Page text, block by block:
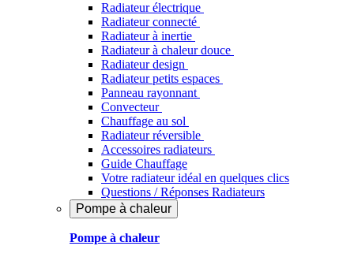
Radiateur électrique
Radiateur connecté
Radiateur à inertie
Radiateur à chaleur douce
Radiateur design
Radiateur petits espaces
Panneau rayonnant
Convecteur
Chauffage au sol
Radiateur réversible
Accessoires radiateurs
Guide Chauffage
Votre radiateur idéal en quelques clics
Questions / Réponses Radiateurs
Pompe à chaleur
Pompe à chaleur